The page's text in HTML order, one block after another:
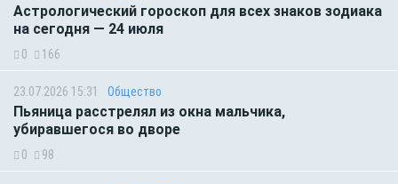
Астрологический гороскоп для всех знаков зодиака
на сегодня — 24 июля
0 166
23.07.2026 15:31 Общество
Пьяница расстрелял из окна мальчика,
убиравшегося во дворе
0 98